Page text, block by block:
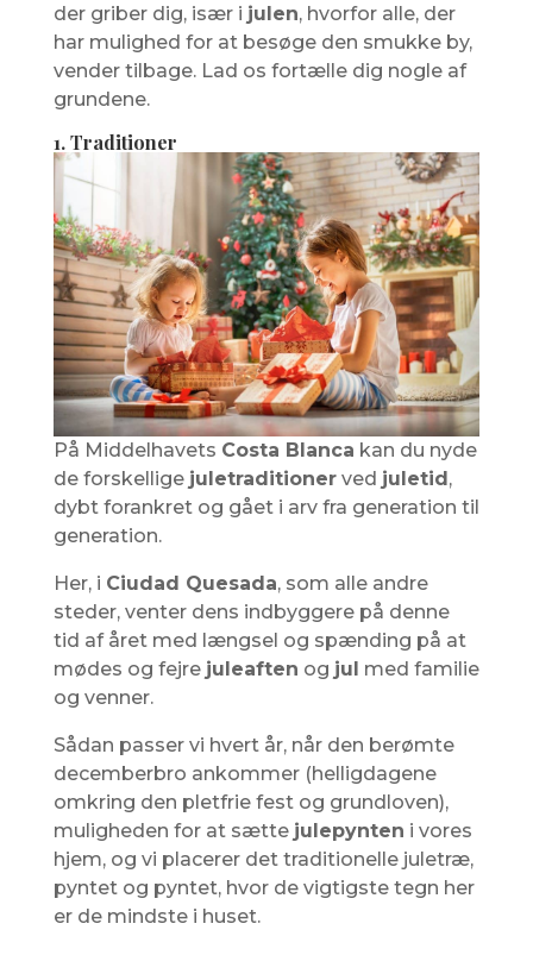
der griber dig, især i julen, hvorfor alle, der
har mulighed for at besøge den smukke by,
vender tilbage. Lad os fortælle dig nogle af
grundene.
1. Traditioner
På Middelhavets Costa Blanca kan du nyde
de forskellige juletraditionerved juletid ,
dybt forankret og gået i arv fra generation til
generation.
Her, i Ciudad Quesada, som alle andre
steder, venter dens indbyggere på denne
tid af året med længsel og spænding på at
mødes og fejre juleaften og jul med familie
og venner.
Sådan passer vi hvert år, når den berømte
decemberbro ankommer (helligdagene
omkring den pletfrie fest og grundloven),
muligheden for at sætte julepynten i vores
hjem, og vi placerer det traditionelle juletræ,
pyntet og pyntet, hvor de vigtigste tegn her
er de mindste i huset.